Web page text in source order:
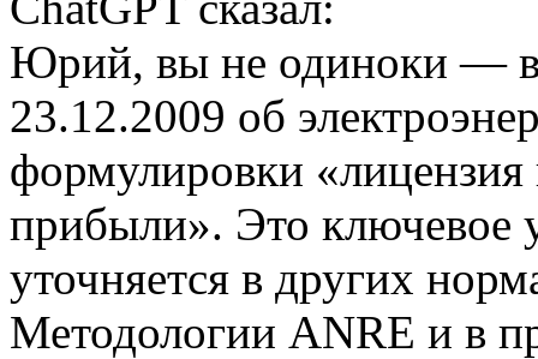
Юрий, вы не одиноки —
23.12.2009 об
формулировки «лицензия
прибыли». Это ключевое
уточняется в других
Методологии ANRE и в